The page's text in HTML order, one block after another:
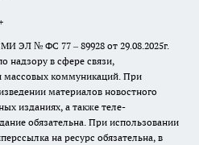
ЭЛ № ФС 77 – 89928 от 29.08.2025г.
надзору в сфере связи,
коммуникаций. При
материалов новостного
изданиях, а также теле-
обязательна. При использовании
на ресурс обязательна, в